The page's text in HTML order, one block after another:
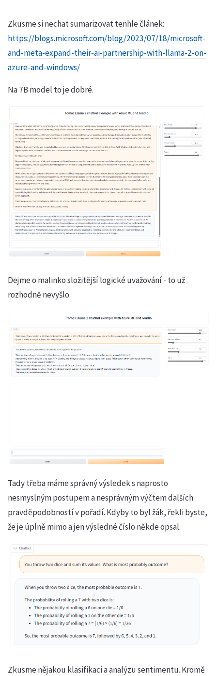
Zkusme si nechat sumarizovat tenhle článek:
https://blogs.microsoft.com/blog/2023/07/18/microsoft-
and-meta-expand-their-ai-partnership-with-llama-2-on-
azure-and-windows/
Na 7B model to je dobré.
Dejme o malinko složitější logické uvažování - to už
rozhodně nevyšlo.
Tady třeba máme správný výsledek s naprosto
nesmyslným postupem a nesprávným výčtem dalších
pravděpodobností v pořadí. Kdyby to byl žák, řekli byste,
že je úplně mimo a jen výsledné číslo někde opsal.
Zkusme nějakou klasifikaci a analýzu sentimentu. Kromě